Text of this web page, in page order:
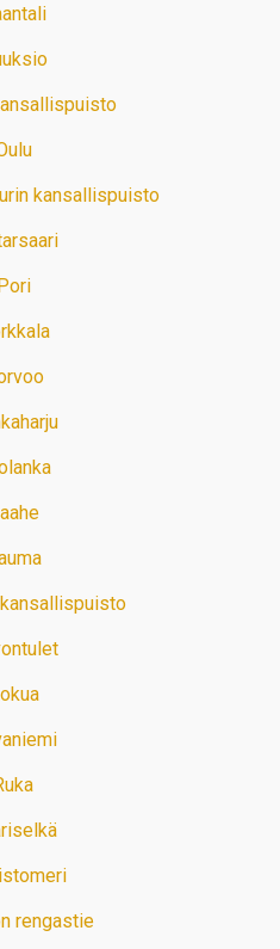
kansallispuisto
rengastie